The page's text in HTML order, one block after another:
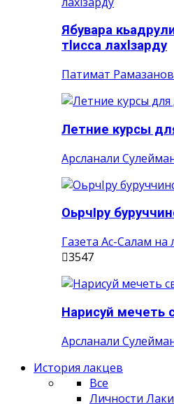
Ябувара
тlисса лахlзарду
Патимат
Летние курсы
Арсланали
ОьрчIру
Газета Ас-Салам на
3547
Нарисуй мечеть
Арсланали
История лакцев
Все
Личности